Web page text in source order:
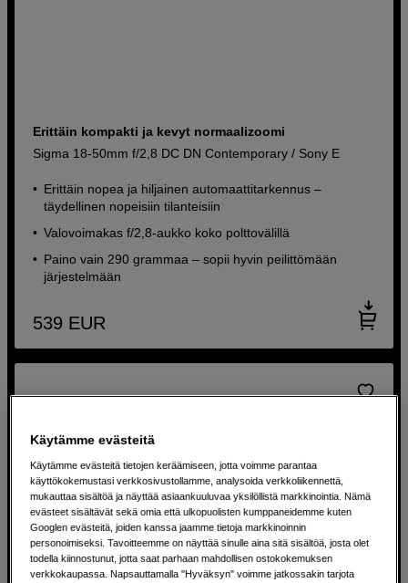
Erittäin kompakti ja kevyt normaalizoomi
Sigma 18-50mm f/2,8 DC DN Contemporary / Sony E
Erittäin nopea ja hiljainen automaattitarkennus –
täydellinen nopeisiin tilanteisiin
Valovoimakas f/2,8-aukko koko polttovälillä
Paino vain 290 grammaa – sopii hyvin peilittömään
järjestelmään
539 EUR
Käytämme evästeitä
Käytämme evästeitä tietojen keräämiseen, jotta voimme parantaa
käyttökokemustasi verkkosivustollamme, analysoida verkkoliikennettä,
mukauttaa sisältöä ja näyttää asiaankuuluvaa yksilöllistä markkinointia. Nämä
evästeet sisältävät sekä omia että ulkopuolisten kumppaneidemme kuten
Googlen evästeitä, joiden kanssa jaamme tietoja markkinoinnin
personoimiseksi. Tavoitteemme on näyttää sinulle aina sitä sisältöä, josta olet
todella kiinnostunut, jotta saat parhaan mahdollisen ostokokemuksen
verkkokaupassa. Napsauttamalla "Hyväksyn" voimme jatkossakin tarjota